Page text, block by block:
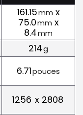
161.15mm x
75.0mm x
8.4mm
214g
6.71pouces
1256 x 2808